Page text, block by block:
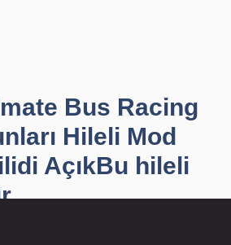
Bus Racing
Hileli Mod
AçıkBu hileli